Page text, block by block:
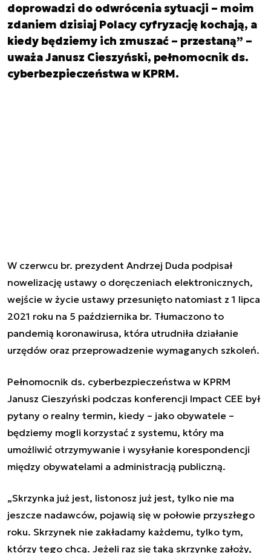
doprowadzi do odwrócenia sytuacji – moim
zdaniem dzisiaj Polacy cyfryzację kochają, a
kiedy będziemy ich zmuszać – przestaną” –
uważa Janusz Cieszyński, pełnomocnik ds.
cyberbezpieczeństwa w KPRM.
W czerwcu br. prezydent Andrzej Duda podpisał
nowelizację ustawy o doręczeniach elektronicznych,
wejście w życie ustawy przesunięto natomiast z 1 lipca
2021 roku na 5 października br. Tłumaczono to
pandemią koronawirusa, która utrudniła działanie
urzędów oraz przeprowadzenie wymaganych szkoleń.
Pełnomocnik ds. cyberbezpieczeństwa w KPRM
Janusz Cieszyński podczas konferencji Impact CEE był
pytany o realny termin, kiedy – jako obywatele –
będziemy mogli korzystać z systemu, który ma
umożliwić otrzymywanie i wysyłanie korespondencji
między obywatelami a administracją publiczną.
„Skrzynka już jest, listonosz już jest, tylko nie ma
jeszcze nadawców, pojawią się w połowie przyszłego
roku. Skrzynek nie zakładamy każdemu, tylko tym,
którzy tego chcą. Jeżeli raz się taką skrzynkę założy,